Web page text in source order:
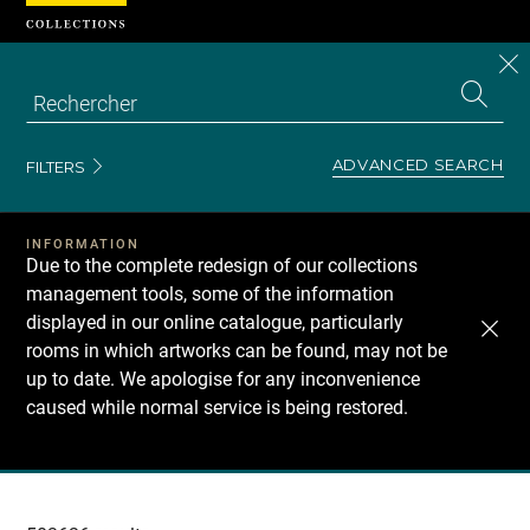
FILTERS ADVANCED SEARCH
INFORMATION
Due to the complete redesign of our collections
management tools, some of the information
displayed in our online catalogue, particularly
rooms in which artworks can be found, may not be
up to date. We apologise for any inconvenience
caused while normal service is being restored.
Recherche
Cookies management panel